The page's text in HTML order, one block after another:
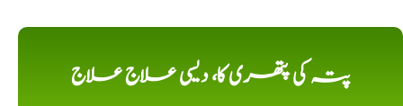
پتہ کی پتھری کا، دیسی علاج علاج